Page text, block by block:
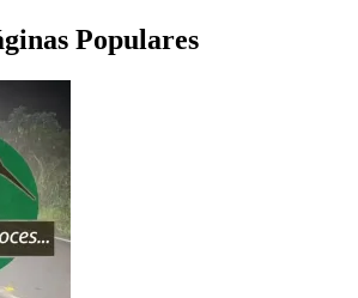
Populares